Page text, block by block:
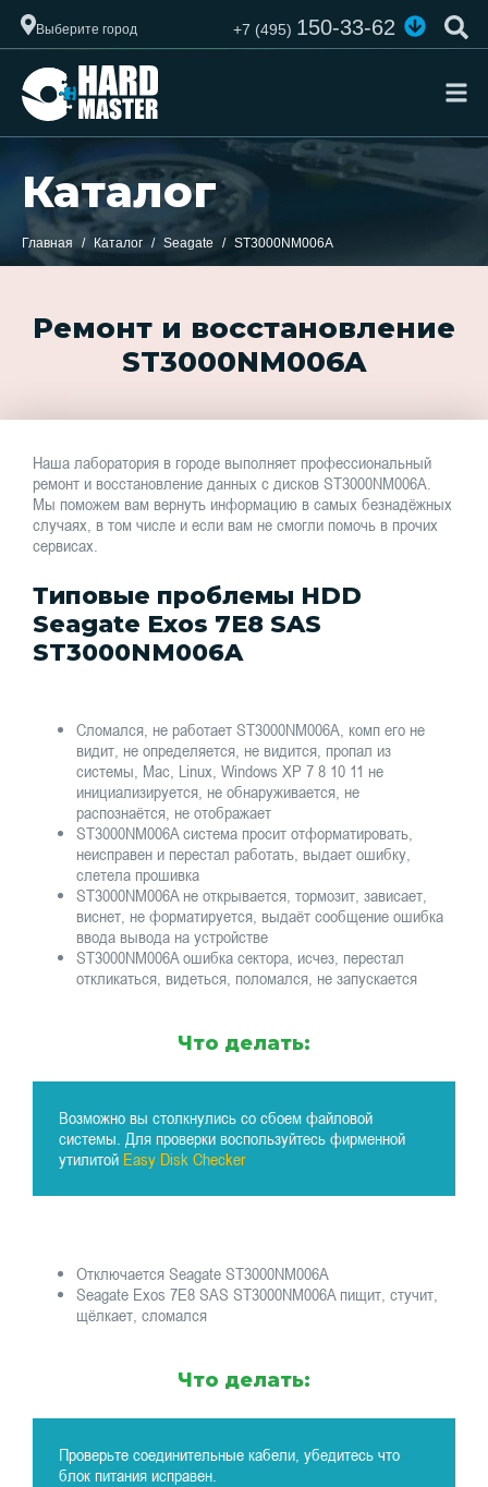
Выберите город +7 (495)150-33-62
Каталог
Главная Каталог Seagate ST3000NM006A
Ремонт и восстановление
ST3000NM006A
Наша лаборатория в городе выполняет профессиональный
ремонт и восстановление данных с дисков ST3000NM006A.
Мы поможем вам вернуть информацию в самых безнадёжных
случаях, в том числе и если вам не смогли помочь в прочих
сервисах.
Типовые проблемы HDD
Seagate Exos 7E8 SAS
ST3000NM006A
Сломался, не работает ST3000NM006A, комп его не
видит, не определяется, не видится, пропал из
системы, Mac, Linux, Windows XP 7 8 10 11 не
инициализируется, не обнаруживается, не
распознаётся, не отображает
ST3000NM006A система просит отформатировать,
неисправен и перестал работать, выдает ошибку,
слетела прошивка
ST3000NM006A не открывается, тормозит, зависает,
виснет, не форматируется, выдаёт сообщение ошибка
ввода вывода на устройстве
ST3000NM006A ошибка сектора, исчез, перестал
откликаться, видеться, поломался, не запускается
Что делать:
Возможно вы столкнулись со сбоем файловой
системы. Для проверки воспользуйтесь фирменной
утилитой Easy Disk Checker
Отключается Seagate ST3000NM006A
Seagate Exos 7E8 SAS ST3000NM006A пищит, стучит,
щёлкает, сломался
Что делать:
Проверьте соединительные кабели, убедитесь что
блок питания исправен.